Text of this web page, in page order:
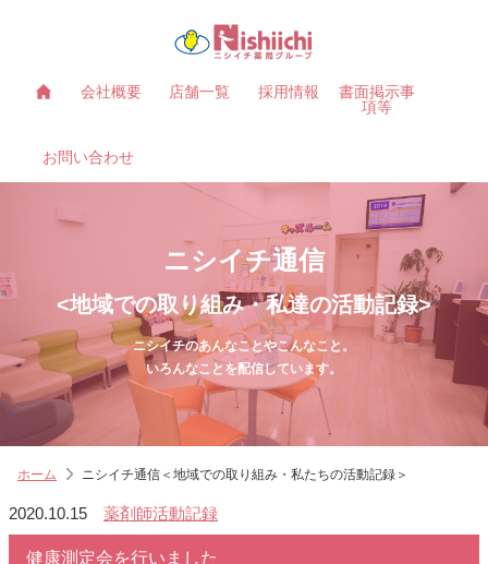
会社概要 店舗一覧 採用情報
書面掲示事
項等
お問い合わせ
ニシイチ通信
<地域での取り組み・私達の活動記録>
ニシイチのあんなことやこんなこと。
いろんなことを配信しています。
ホーム ニシイチ通信＜地域での取り組み・私たちの活動記録＞
2020.10.15 薬剤師活動記録
健康測定会を行いました